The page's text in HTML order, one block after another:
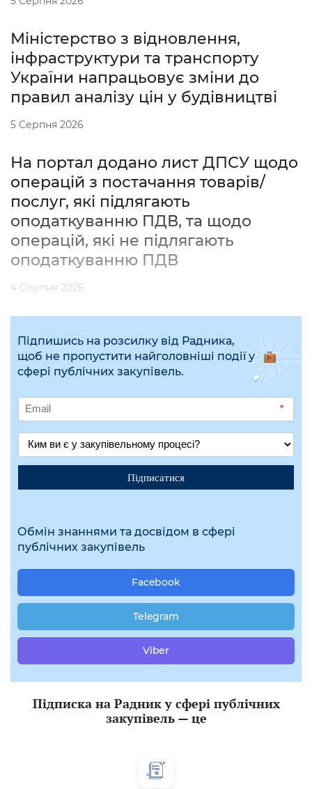
Міністерство з відновлення,
інфраструктури та транспорту
України напрацьовує зміни до
правил аналізу цін у будівництві
5 Серпня 2026
На портал додано лист ДПСУ щодо
операцій з постачання товарів/
послуг, які підлягають
оподаткуванню ПДВ, та щодо
операцій, які не підлягають
оподаткуванню ПДВ
4 Серпня 2026
Підпишись на розсилку від Радника,
щоб не пропустити найголовніші події у
сфері публічних закупівель.
*
Підписатися
Обмін знаннями та досвідом в сфері
публічних закупівель
Facebook
Telegram
Viber
Підписка на Радник у сфері публічних
закупівель — це